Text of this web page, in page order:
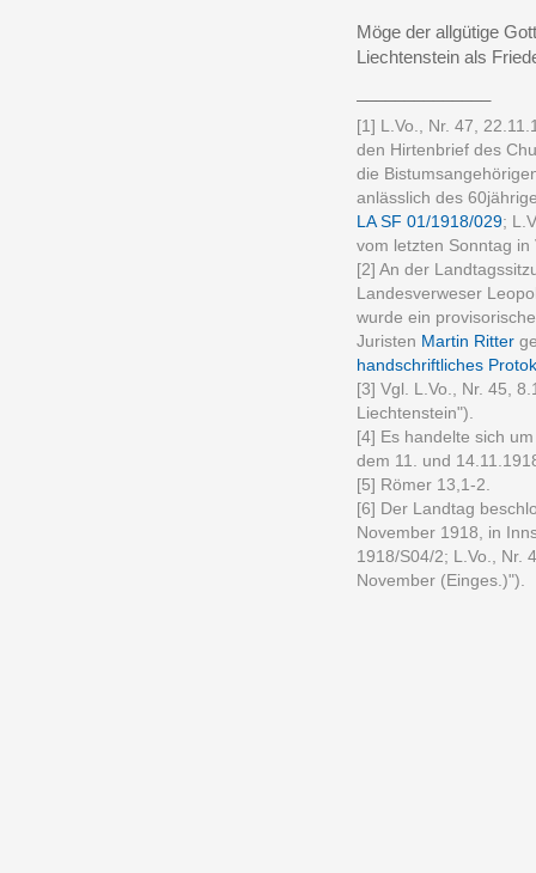
Möge der allgütige
Liechtenstein als
[1] L.Vo., Nr. 47,
den Hirtenbrief des
die
anlässlich des
LA SF 01/1918/029;
vom letzten Sonntag in
[2] An der
Landesverweser
wurde ein
Juristen Martin Ritter
handschriftliches
[3] Vgl. L.Vo., Nr. 45,
Liechtenstein").
[4] Es handelte sich
dem 11. und
[5] Römer 13,1-2.
[6] Der Landtag
November 1918, in
1918/S04/2; L.Vo., Nr.
November (Einges.)").